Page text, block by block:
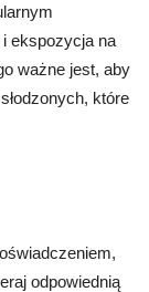
ekspozycja na
ważne jest, aby
które
odpowiednią